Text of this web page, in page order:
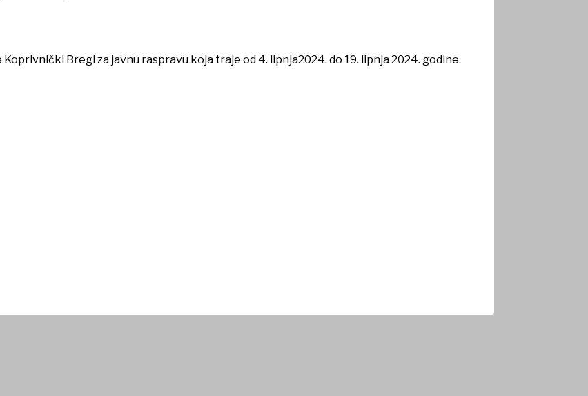
Bregi za javnu raspravu koja traje od 4. lipnja2024. do 19. lipnja 2024. godine.